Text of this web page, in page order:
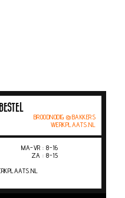
BESTEL
BROODNODIG @BAKKERS
WERKPLAATS.NL
MA-VR : 8-16
ZA : 8-15